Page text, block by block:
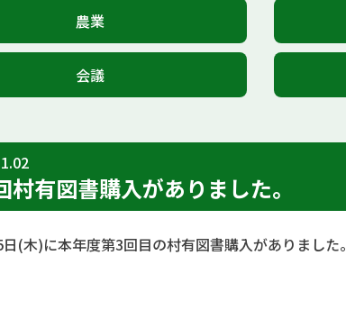
農業
会議
村有図書購入がありました。
(木)に本年度第3回目の村有図書購入がありました。